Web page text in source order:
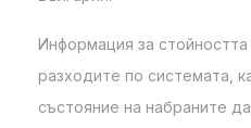
Информация за
разходите по системата,
състояние на набраните